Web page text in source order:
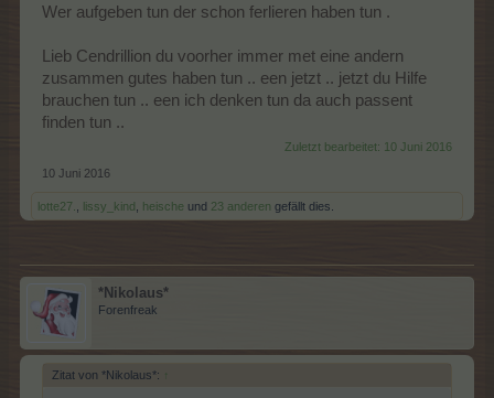
Wer aufgeben tun der schon ferlieren haben tun .
Lieb Cendrillion du voorher immer met eine andern
zusammen gutes haben tun .. een jetzt .. jetzt du Hilfe
brauchen tun .. een ich denken tun da auch passent
finden tun ..
Zuletzt bearbeitet: 10 Juni 2016
10 Juni 2016
lotte27. lissy_kind heische und 23 anderen gefällt dies.
*Nikolaus*
Forenfreak
Zitat von *Nikolaus*: ↑